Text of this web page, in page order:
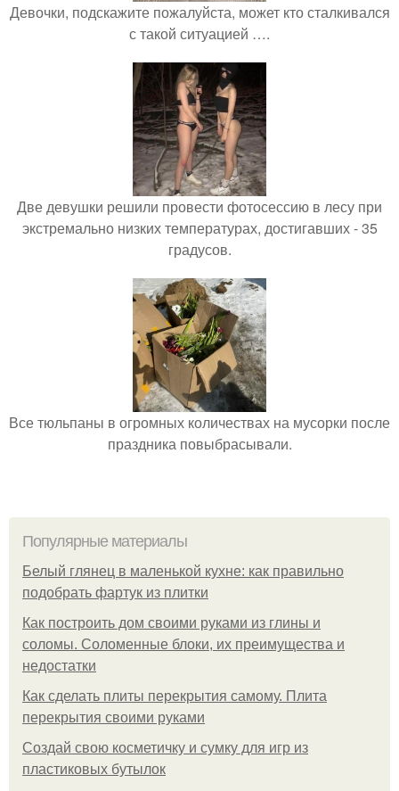
Девочки, подскажите пожалуйста, может кто сталкивался
с такой ситуацией ….
Две девушки решили провести фотосессию в лесу при
экстремально низких температурах, достигавших - 35
градусов.
Все тюльпаны в огромных количествах на мусорки после
праздника повыбрасывали.
Популярные материалы
Белый глянец в маленькой кухне: как правильно
подобрать фартук из плитки
Как построить дом своими руками из глины и
соломы. Соломенные блоки, их преимущества и
недостатки
Как сделать плиты перекрытия самому. Плита
перекрытия своими руками
Создай свою косметичку и сумку для игр из
пластиковых бутылок